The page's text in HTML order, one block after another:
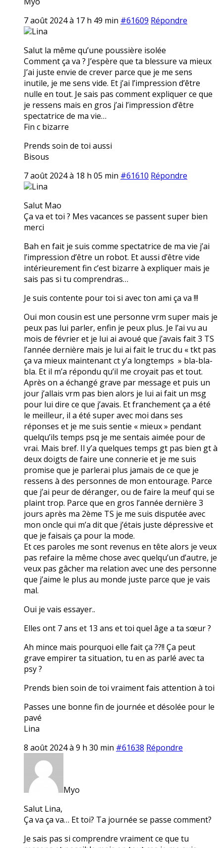
7 août 2024 à 17 h 49 min #61609 Répondre
Lina
Salut la même qu’une poussière isolée
Comment ça va ? J’espère que ta blessure va mieux
J’ai juste envie de crever parce que je me sens
inutile, je me sens vide. Et j’ai l’impression d’être
nulle en tout. Je sais pas comment expliquer ce que
je ressens mais en gros j’ai l’impression d’être
spectatrice de ma vie…
Fin c bizarre
Prends soin de toi aussi
Bisous
7 août 2024 à 18 h 05 min #61610 Répondre
Lina
Salut Mao
Ça va et toi ? Mes vacances se passent super bien
merci
Bah en fait je suis comme spectatrice de ma vie j’ai
l’impression d’être un robot. Et aussi d’être vide
intérieurement fin c’est bizarre à expliquer mais je
sais pas si tu comprendras…
Je suis contente pour toi si avec ton ami ça va !!!
Oui mon cousin est une personne vrm super mais je
peux pas lui parler, enfin je peux plus. Je l’ai vu au
mois de février et je lui ai avoué que j’avais fait 3 TS
l’année dernière mais je lui ai fait le truc du « tkt pas
ça va mieux maintenant ct y’a longtemps » bla-bla-
bla. Et il m’a répondu qu’il me croyait pas et tout.
Après on a échangé grave par message et puis un
jour j’allais vrm pas bien alors je lui ai fait un msg
pour lui dire ce que j’avais. Et franchement ça a été
le meilleur, il a été super avec moi dans ses
réponses et je me suis sentie « mieux » pendant
quelqu’ils temps psq je me sentais aimée pour de
vrai. Mais bref. Il y’a quelques temps gt pas bien gt à
deux doigts de faire une connerie et je me suis
promise que je parlerai plus jamais de ce que je
ressens à des personnes de mon entourage. Parce
que j’ai peur de déranger, ou de faire la meuf qui se
plaint trop. Parce que en gros l’année dernière 3
jours après ma 2ème TS je me suis disputée avec
mon oncle qui m’a dit que j’étais juste dépressive et
que je faisais ça pour la mode.
Et ces paroles me sont revenus en tête alors je veux
pas refaire la même chose avec quelqu’un d’autre, je
veux pas gâcher ma relation avec une des personne
que j’aime le plus au monde juste parce que je vais
mal.
Oui je vais essayer..
Elles ont 7 ans et 13 ans et toi quel âge a ta sœur ?
Ah mince mais pourquoi elle fait ça ??!! Ça peut
grave empirer ta situation, tu en as parlé avec ta
psy ?
Prends bien soin de toi vraiment fais attention à toi
Passes une bonne fin de journée et désolée pour le
pavé
Lina
8 août 2024 à 9 h 30 min #61638 Répondre
Myo
Salut Lina,
Ça va ça va… Et toi? Ta journée se passe comment?
Je sais pas si comprendre vraiment ce que tu